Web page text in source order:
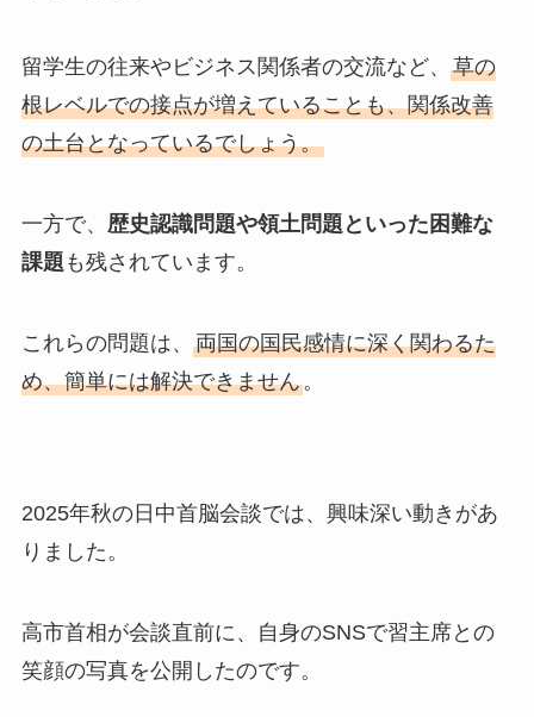
留学生の往来やビジネス関係者の交流など、 草の
根レベルでの接点が増えていることも、関係改善
の土台となっているでしょう。
一方で、 歴史認識問題や領土問題といった困難な
課題 も残されています。
これらの問題は、 両国の国民感情に深く関わるた
め、簡単には解決できません。
2025年秋の日中首脳会談では、興味深い動きがあ
りました。
高市首相が会談直前に、自身のSNSで習主席との
笑顔の写真を公開したのです。